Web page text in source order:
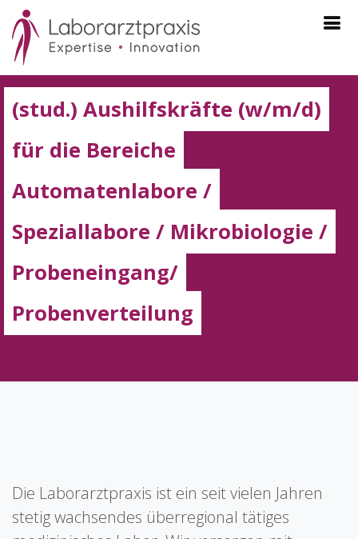
(stud.) Aushilfskräfte (w/m/d)
für die Bereiche
Automatenlabore /
Speziallabore / Mikrobiologie /
Probeneingang/
Probenverteilung
Die Laborarztpraxis ist ein seit vielen Jahren
stetig wachsendes überregional tätiges